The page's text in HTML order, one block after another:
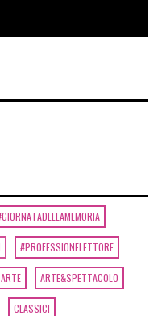
#PROFESSIONELETTORE
ARTE ARTE&SPETTACOLO
CLASSICI